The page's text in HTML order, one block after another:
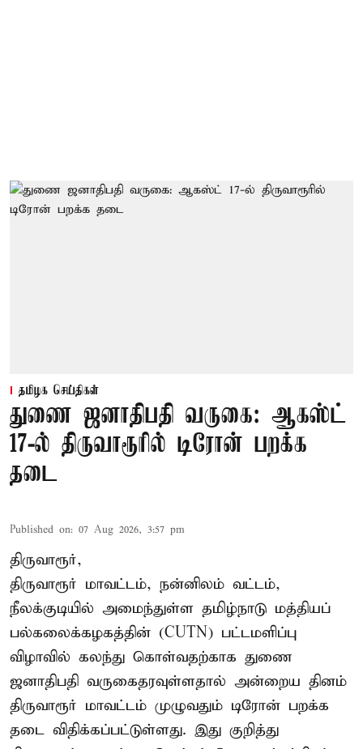
தமிழக செய்திகள்
துணை ஜனாதிபதி வருகை: ஆகஸ்ட்
17-ல் திருவாரூரில் டிரோன் பறக்க
தடை
Published on: 07 Aug 2026, 3:57 pm
திருவாரூர்,
திருவாரூர் மாவட்டம், நன்னிலம் வட்டம்,
நீலக்குடியில் அமைந்துள்ள தமிழ்நாடு மத்தியப்
பல்கலைக்கழகத்தின் (CUTN) பட்டமளிப்பு
விழாவில் கலந்து கொள்வதற்காக துணை
ஜனாதிபதி வருகைதரவுள்ளதால் அன்றைய தினம்
திருவாரூர் மாவட்டம் முழுவதும் டிரோன் பறக்க
தடை விதிக்கப்பட்டுள்ளது. இது குறித்து